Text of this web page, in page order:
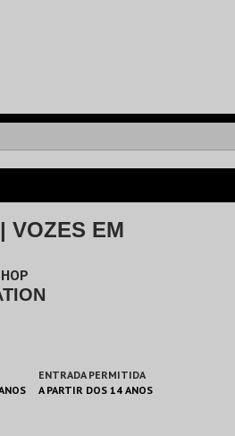
VOZES EM
ENTRADA PERMITIDA
A PARTIR DOS 14 ANOS